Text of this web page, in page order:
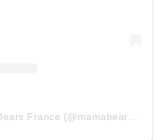
A post shared by Mama Bears France (@mamabearsfr)